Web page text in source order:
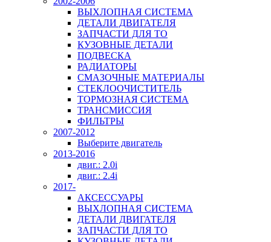
ВЫХЛОПНАЯ СИСТЕМА
ДЕТАЛИ ДВИГАТЕЛЯ
ЗАПЧАСТИ ДЛЯ ТО
КУЗОВНЫЕ ДЕТАЛИ
ПОДВЕСКА
РАДИАТОРЫ
СМАЗОЧНЫЕ МАТЕРИАЛЫ
СТЕКЛООЧИСТИТЕЛЬ
ТОРМОЗНАЯ СИСТЕМА
ТРАНСМИССИЯ
ФИЛЬТРЫ
2007-2012
Выберите двигатель
2013-2016
двиг.: 2.0i
двиг.: 2.4i
2017-
АКСЕССУАРЫ
ВЫХЛОПНАЯ СИСТЕМА
ДЕТАЛИ ДВИГАТЕЛЯ
ЗАПЧАСТИ ДЛЯ ТО